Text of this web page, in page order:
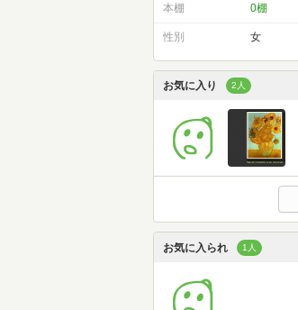
本棚 0棚
性別 女
お気に入り 2人
お気に入られ 1人